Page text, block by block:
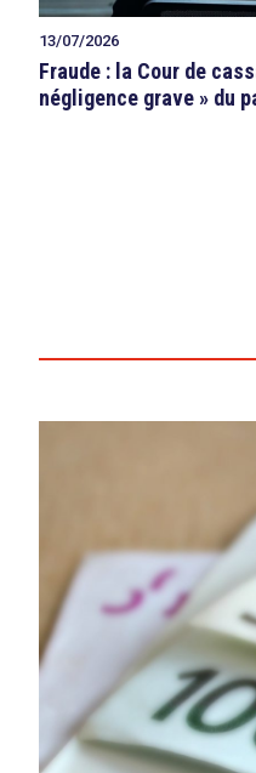
13/07/2026
Fraude : la Cour de
négligence grave » du